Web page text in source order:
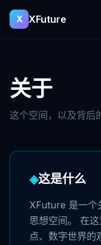
X XFuture
关于
这个空间，以及背后
◈这是什么
XFuture 是一个
思想空间。 在
点、数字世界的